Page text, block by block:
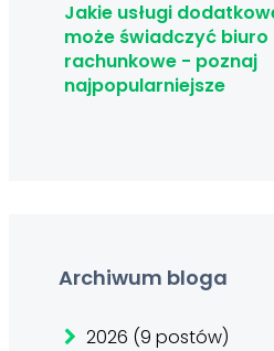
Jakie usługi
może świadczyć biuro
rachunkowe - poznaj
najpopularniejsze
Archiwum bloga
2026 (9 postów)